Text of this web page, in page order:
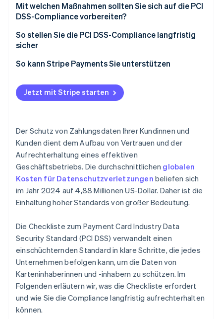
4. Daten während der Übertragung verschlüsseln
5. Vor Malware schützen
6. Systeme und -Anwendungen patchen
7. Datenzugriff nach Rollen beschränken
8. Nutzer/innen eindeutig authentifizieren
11. Sicherheit regelmäßig testen
12. Sicherheitsrichtlinien einhalten und
Mitarbeitende schulen
Penetrationstests
Kontinuierliche Validierung
Umfang definieren und maximieren
Nichts speichern, was Sie nicht benötigen
Tokenisieren und verschlüsseln
Ihr Netzwerk segmentieren
Mit welchen Maßnahmen sollten Sie sich auf die PCI
DSS-Compliance vorbereiten?
Umfang
Lückenanalyse
Validierungsweg
So stellen Sie die PCI DSS-Compliance langfristig
sicher
Wiederkehrende Überprüfungen planen
Wiederholte Schulungen durchführen
Lieferanten beobachten
So kann Stripe Payments Sie unterstützen
Jetzt mit Stripe starten
Der Schutz von Zahlungsdaten Ihrer Kundinnen und
Kunden dient dem Aufbau von Vertrauen und der
Aufrechterhaltung eines effektiven
Geschäftsbetriebs. Die durchschnittlichen globalen
Kosten für Datenschutzverletzungen beliefen sich
im Jahr 2024 auf 4,88 Millionen US-Dollar. Daher ist die
Einhaltung hoher Standards von großer Bedeutung.
Die Checkliste zum Payment Card Industry Data
Security Standard (PCI DSS) verwandelt einen
einschüchternden Standard in klare Schritte, die jedes
Unternehmen befolgen kann, um die Daten von
Karteninhaberinnen und -inhabern zu schützen. Im
Folgenden erläutern wir, was die Checkliste erfordert
und wie Sie die Compliance langfristig aufrechterhalten
können.